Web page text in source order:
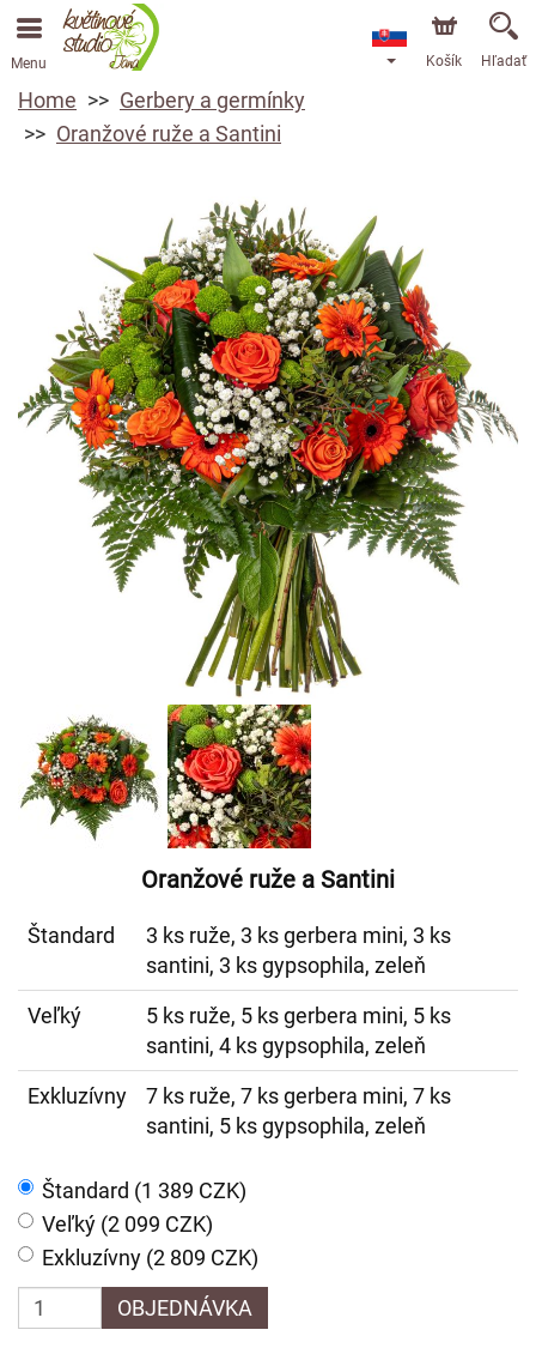
Menu Košík Hľadať
Home
Gerbery a germínky
Oranžové ruže a Santini
Oranžové ruže a Santini
Štandard
3 ks ruže, 3 ks gerbera mini, 3 ks
santini, 3 ks gypsophila, zeleň
Veľký
5 ks ruže, 5 ks gerbera mini, 5 ks
santini, 4 ks gypsophila, zeleň
Exkluzívny
7 ks ruže, 7 ks gerbera mini, 7 ks
santini, 5 ks gypsophila, zeleň
Štandard (1 389 CZK)
Veľký (2 099 CZK)
Exkluzívny (2 809 CZK)
OBJEDNÁVKA